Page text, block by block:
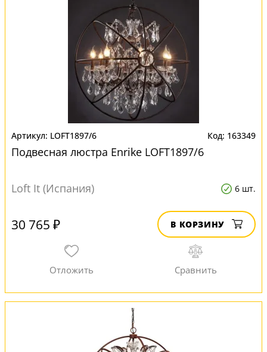
LOFT1897/6 163349
Подвесная люстра Enrike LOFT1897/6
Loft It (Испания) 6 шт.
30 765 ₽ В КОРЗИНУ